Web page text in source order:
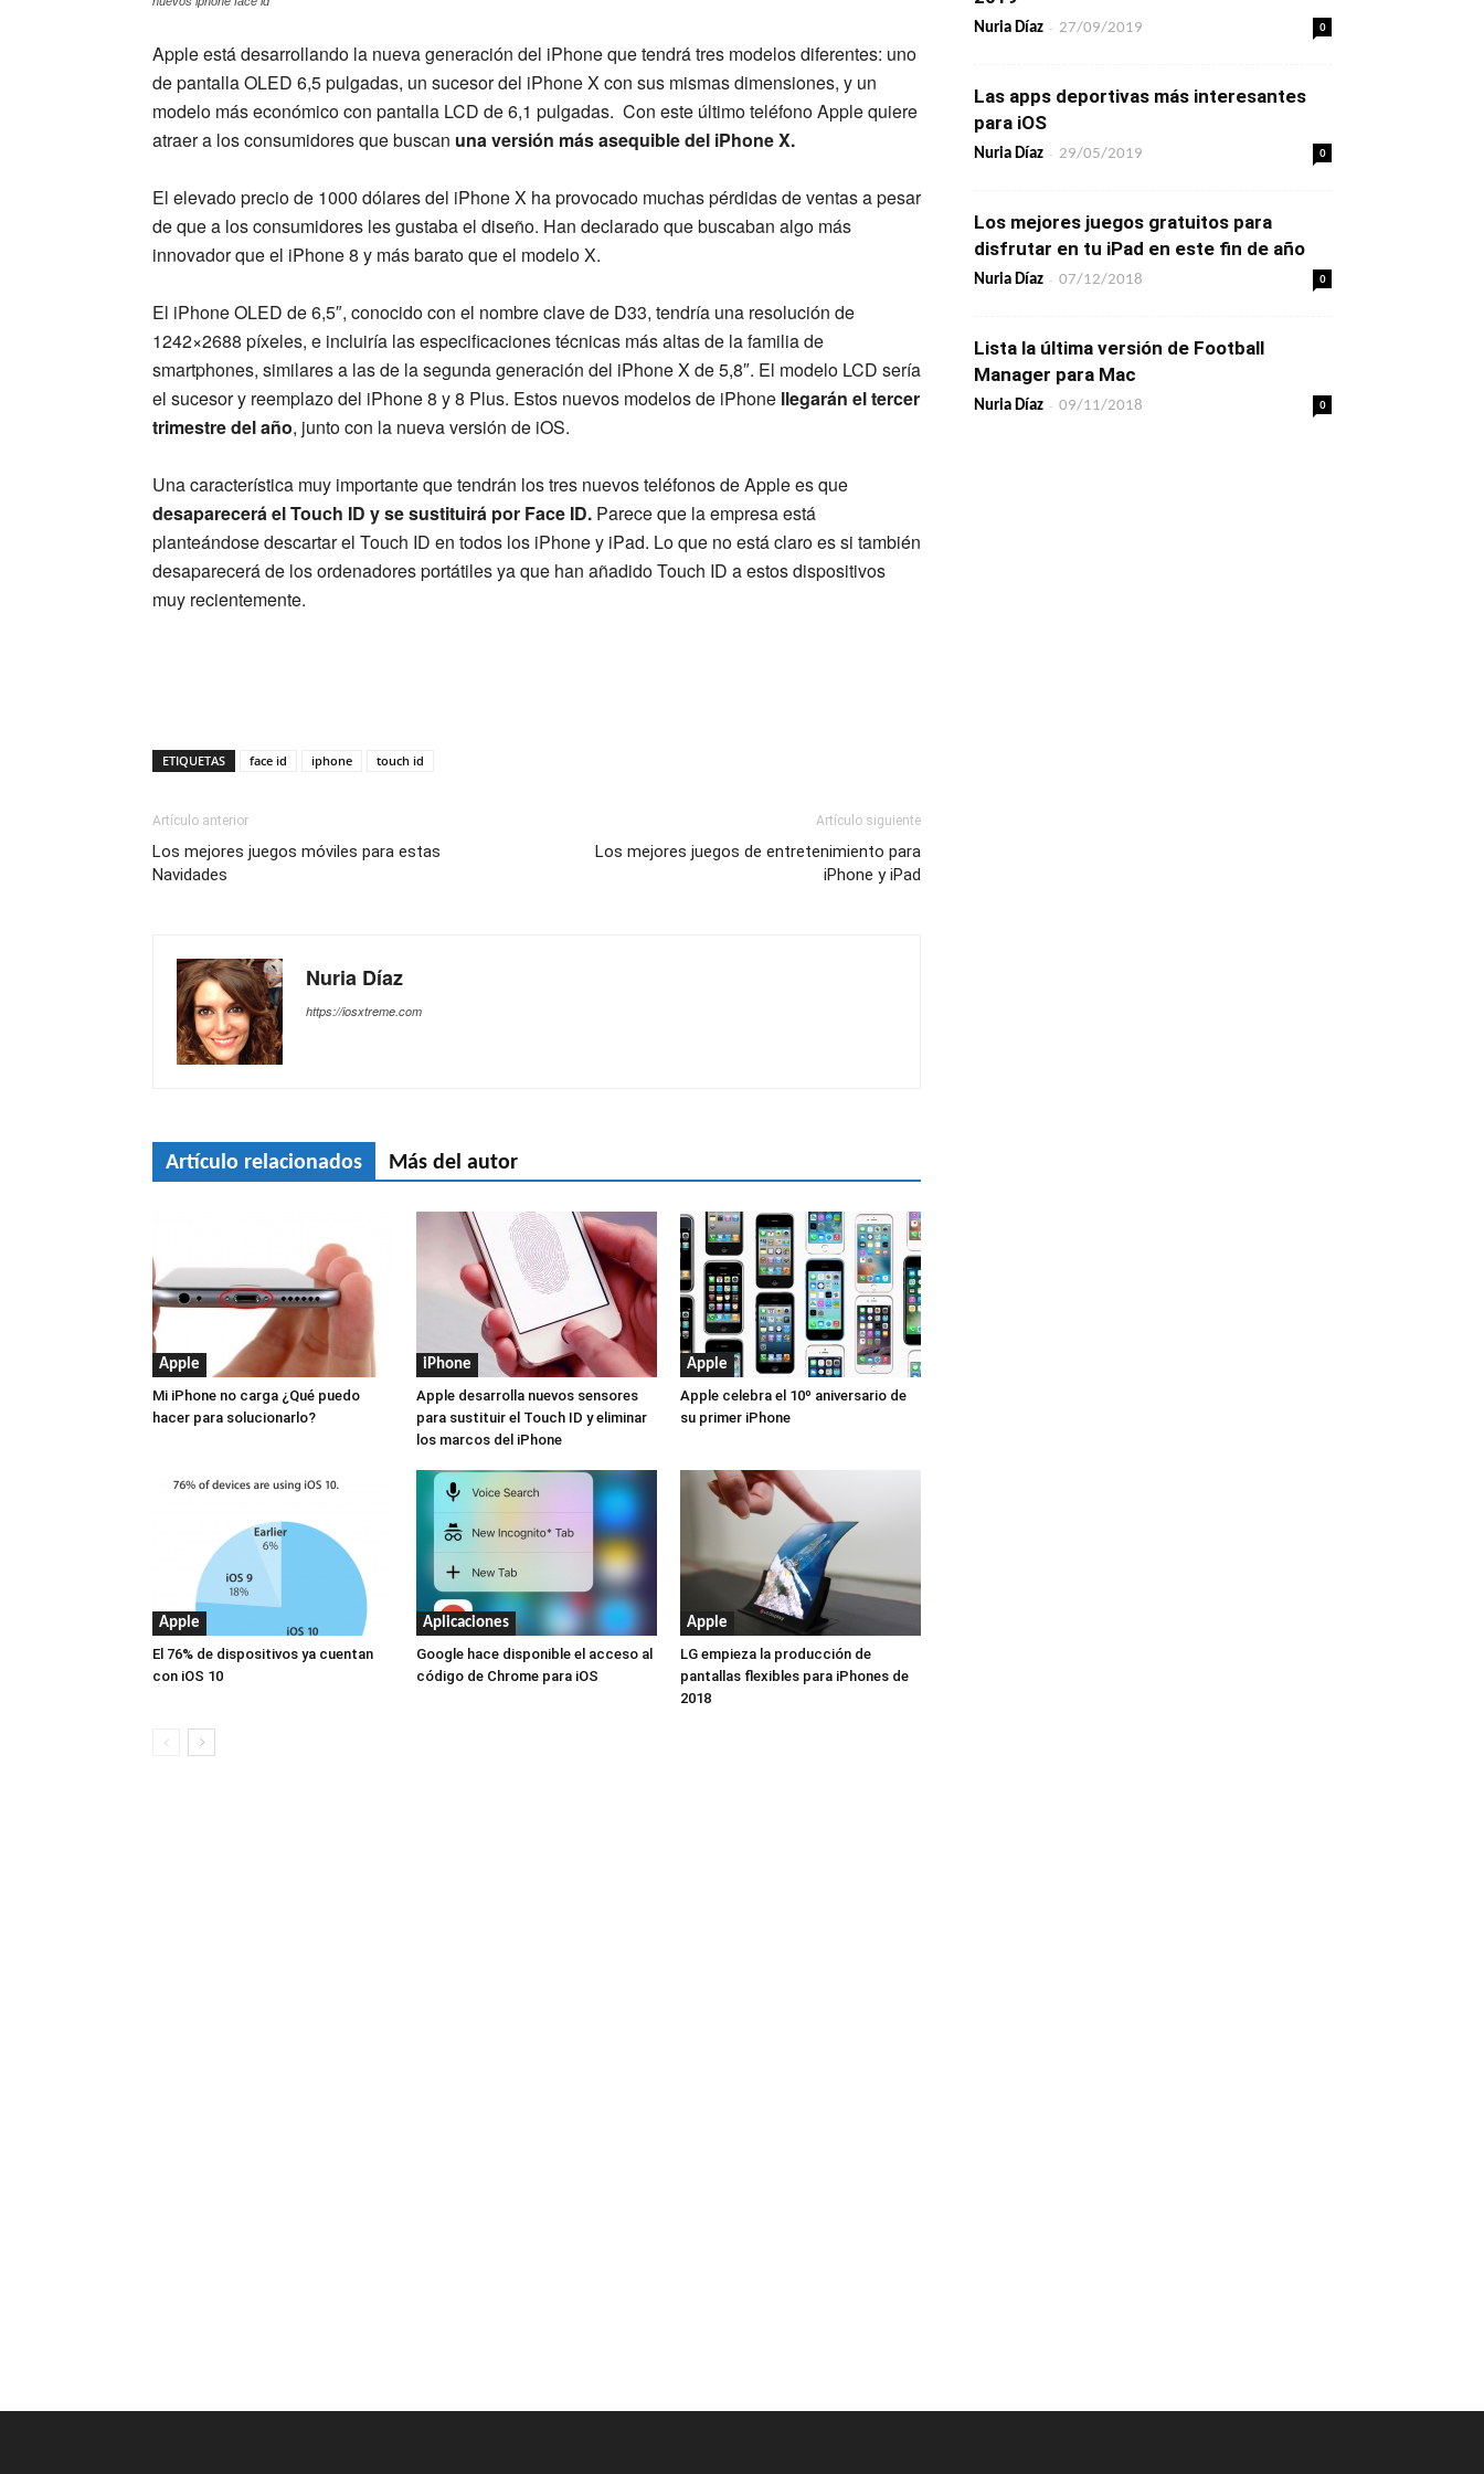
Apple está desarrollando la nueva generación del iPhone que tendrá tres modelos diferentes: uno
de pantalla OLED 6,5 pulgadas, un sucesor del iPhone X con sus mismas dimensiones, y un
modelo más económico con pantalla LCD de 6,1 pulgadas. Con este último teléfono Apple quiere
atraer a los consumidores que buscan una versión más asequible del iPhone X.
El elevado precio de 1000 dólares del iPhone X ha provocado muchas pérdidas de ventas a pesar
de que a los consumidores les gustaba el diseño. Han declarado que buscaban algo más
innovador que el iPhone 8 y más barato que el modelo X.
El iPhone OLED de 6,5″, conocido con el nombre clave de D33, tendría una resolución de
1242×2688 píxeles, e incluiría las especificaciones técnicas más altas de la familia de
smartphones, similares a las de la segunda generación del iPhone X de 5,8″. El modelo LCD sería
el sucesor y reemplazo del iPhone 8 y 8 Plus. Estos nuevos modelos de iPhone llegarán el tercer
trimestre del año, junto con la nueva versión de iOS.
Una característica muy importante que tendrán los tres nuevos teléfonos de Apple es que
desaparecerá el Touch ID y se sustituirá por Face ID. Parece que la empresa está
planteándose descartar el Touch ID en todos los iPhone y iPad. Lo que no está claro es si también
desaparecerá de los ordenadores portátiles ya que han añadido Touch ID a estos dispositivos
muy recientemente.
ETIQUETAS face id iphone touch id
Artículo anterior
Los mejores juegos móviles para estas
Navidades
Artículo siguiente
Los mejores juegos de entretenimiento para
iPhone y iPad
Nuria Díaz
https://iosxtreme.com
Artículo relacionados Más del autor
Apple
Mi iPhone no carga ¿Qué puedo
hacer para solucionarlo?
iPhone
Apple desarrolla nuevos sensores
para sustituir el Touch ID y eliminar
los marcos del iPhone
Apple
Apple celebra el 10º aniversario de
su primer iPhone
Apple
El 76% de dispositivos ya cuentan
con iOS 10
Aplicaciones
Google hace disponible el acceso al
código de Chrome para iOS
Apple
LG empieza la producción de
pantallas flexibles para iPhones de
2018
Nuria Díaz - 27/09/2019 0
Las apps deportivas más interesantes
para iOS
Nuria Díaz - 29/05/2019 0
Los mejores juegos gratuitos para
disfrutar en tu iPad en este fin de año
Nuria Díaz - 07/12/2018 0
Lista la última versión de Football
Manager para Mac
Nuria Díaz - 09/11/2018 0